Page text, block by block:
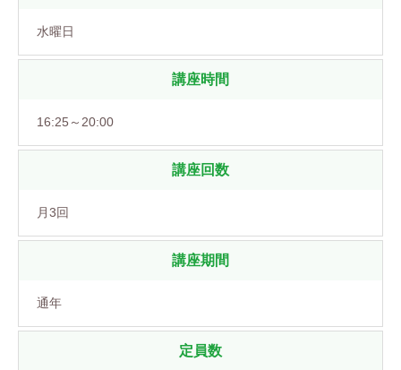
水曜日
講座時間
16:25～20:00
講座回数
月3回
講座期間
通年
定員数